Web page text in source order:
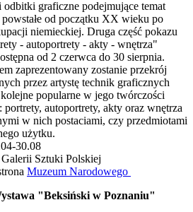
odbitki graficzne podejmujące temat
powstałe od początku XX wieku po
niemieckiej. Druga część pokazu
- autoportrety - akty - wnętrza"
od 2 czerwca do 30 sierpnia.
zaprezentowany zostanie przekrój
przez artystę technik graficznych
popularne w jego twórczości
autoportrety, akty oraz wnętrza
w nich postaciami, czy przedmiotami
użytku.
30.08
Sztuki Polskiej
Muzeum Narodowego
"Beksiński w Poznaniu"